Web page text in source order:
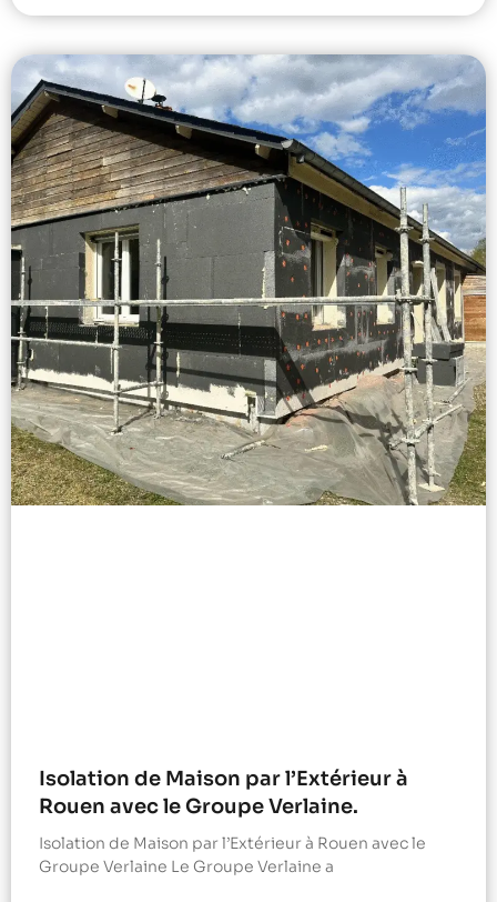
Isolation de Maison par l’Extérieur à
Rouen avec le Groupe Verlaine.
Isolation de Maison par l’Extérieur à Rouen avec le
Groupe Verlaine Le Groupe Verlaine a